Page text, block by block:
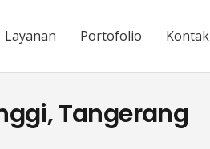
Layanan Portofolio Kontak
Tangerang